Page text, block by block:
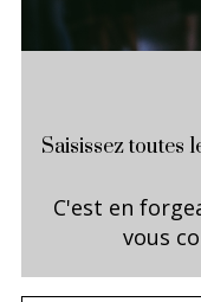
Saisissez toutes
C'est en
vous